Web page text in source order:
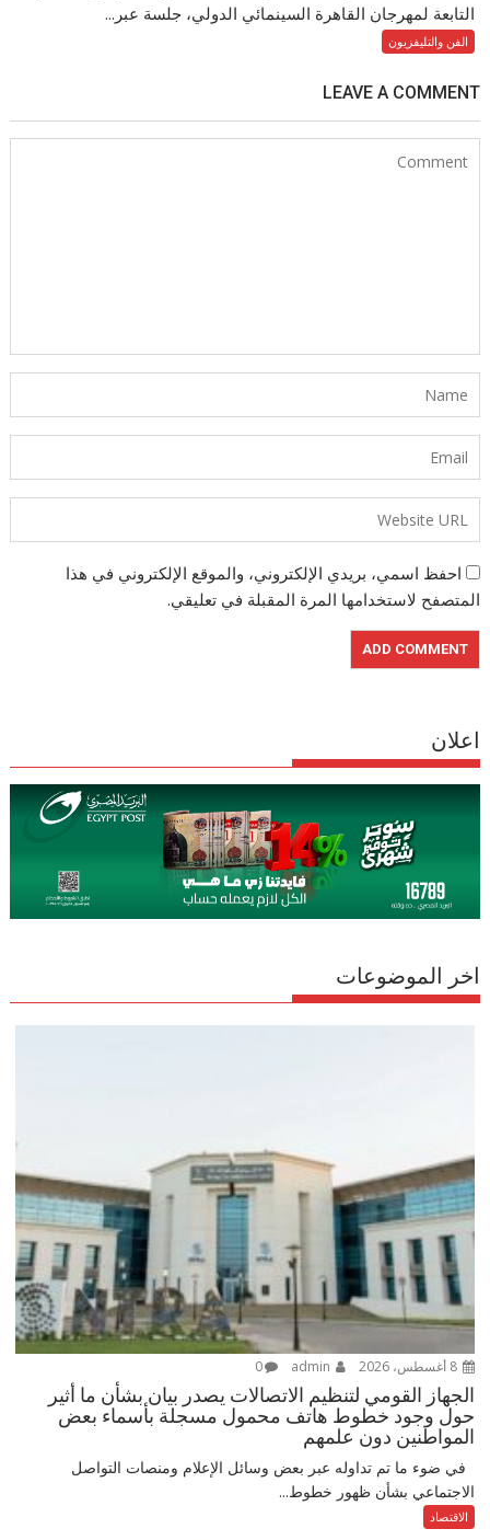
التابعة لمهرجان القاهرة السينمائي الدولي، جلسة عبر...
الفن والتليفزيون
LEAVE A COMMENT
احفظ اسمي، بريدي الإلكتروني، والموقع الإلكتروني في هذا
المتصفح لاستخدامها المرة المقبلة في تعليقي.
اعلان
اخر الموضوعات
8 أغسطس، 2026 0
الجهاز القومي لتنظيم الاتصالات يصدر بيان بشأن ما أثير
حول وجود خطوط هاتف محمول مسجلة بأسماء بعض
المواطنين دون علمهم
في ضوء ما تم تداوله عبر بعض وسائل الإعلام ومنصات التواصل
الاجتماعي بشأن ظهور خطوط...
الاقتصاد